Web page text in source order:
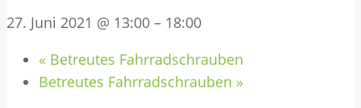
27. Juni 2021 @ 13:00 – 18:00
« Betreutes Fahrradschrauben
Betreutes Fahrradschrauben »